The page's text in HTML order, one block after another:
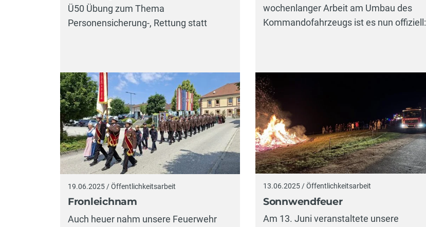
Ü50 Übung zum Thema
Personensicherung-, Rettung statt
wochenlanger Arbeit am Umbau des
Kommandofahrzeugs ist es nun offiziell:
19.06.2025 / Öffentlichkeitsarbeit
Fronleichnam
Auch heuer nahm unsere Feuerwehr
13.06.2025 / Öffentlichkeitsarbeit
Sonnwendfeuer
Am 13. Juni veranstaltete unsere